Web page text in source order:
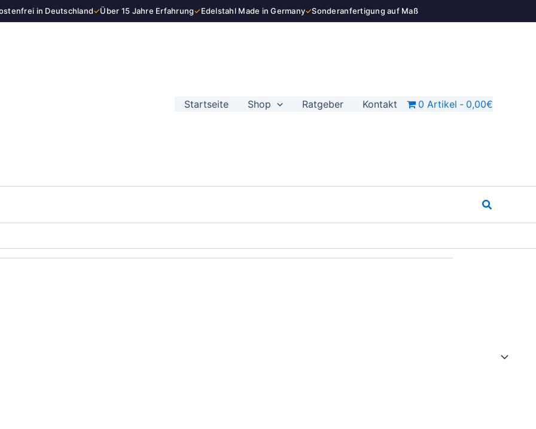
in Deutschland✓Über 15 Jahre Erfahrung✓Edelstahl Made in Germany✓Sonderanfertigung auf Maß
Startseite Shop Ratgeber Kontakt 0 Artikel 0,00€
Suchen